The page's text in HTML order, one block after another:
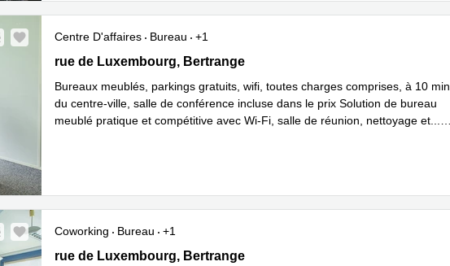
Centre D'affaires Bureau
+1
55 rue de Luxembourg, Bertrange
rue de Luxembourg, Bertrange
Bureaux meublés, parkings gratuits, wifi, toutes charges comprises, à 10 min
du centre-ville, salle de conférence incluse dans le prix Solution de bureau
meublé pratique et compétitive avec Wi-Fi, salle de réunion, nettoyage et
Coworking Bureau
+1
55 rue de Luxembourg, Bertrange
rue de Luxembourg, Bertrange